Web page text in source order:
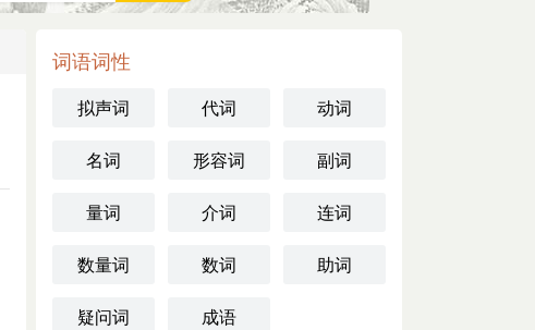
词语词性
拟声词 代词 动词
名词 形容词 副词
量词 介词 连词
数量词 数词 助词
疑问词 成语